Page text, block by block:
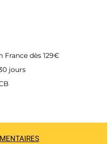
France dès 129€
jours